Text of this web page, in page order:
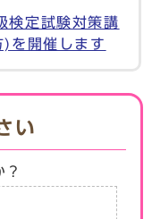
検定試験対策講
を開催します
い